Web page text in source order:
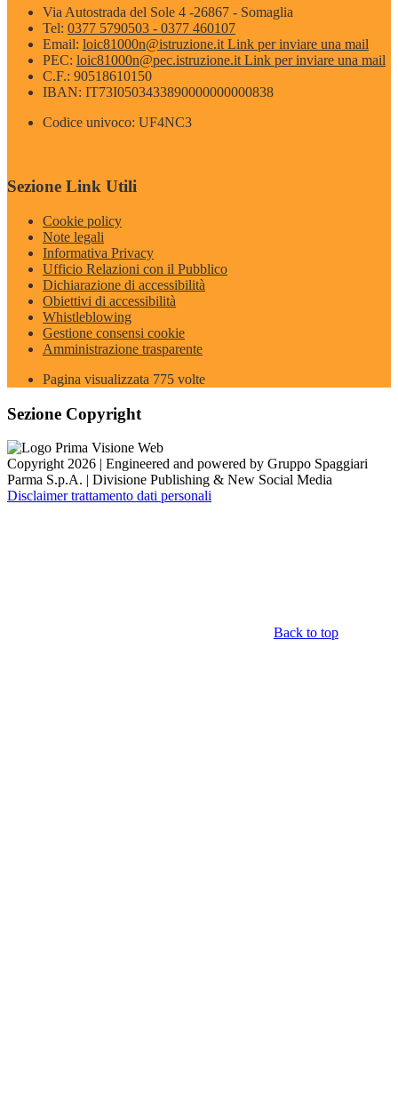
Via Autostrada del Sole 4 -26867 - Somaglia
Tel: 0377 5790503 - 0377 460107
Email: loic81000n@istruzione.it Link per inviare una mail
PEC: loic81000n@pec.istruzione.it Link per inviare una mail
C.F.: 90518610150
IBAN: IT73I0503433890000000000838
Codice univoco: UF4NC3
Sezione Link Utili
Cookie policy
Note legali
Informativa Privacy
Ufficio Relazioni con il Pubblico
Dichiarazione di accessibilità
Obiettivi di accessibilità
Whistleblowing
Gestione consensi cookie
Amministrazione trasparente
Pagina visualizzata 775 volte
Sezione Copyright
Copyright 2026 | Engineered and powered by Gruppo Spaggiari
Parma S.p.A. | Divisione Publishing & New Social Media
Disclaimer trattamento dati personali
Back to top